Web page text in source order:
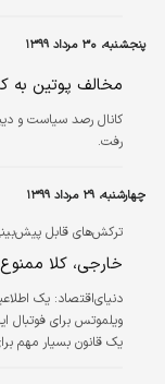
پنجشنبه، ۳۰ مرداد ۱۳۹۹
مخالف پوتین
کانال رصد سیاست و
رفت.
چهارشنبه، ۲۹ مرداد ۱۳۹۹
ترکش‌های قابل
خارجی، کلا
دنیای‌اقتصاد: یک
ویلموتس برای فوتبال
یک قانون بسیار مهم